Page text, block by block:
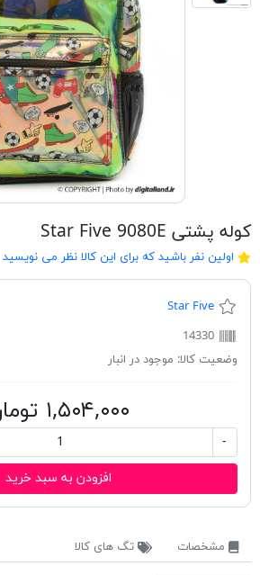
کوله پشتی Star Five 9080E
اولین نفر باشید که برای این کالا نظر می نویسید
Star Five
14330
وضعیت کالا: موجود در انبار
۱,۵۰۴,۰۰۰ تومان
-
افزودن به سبد خرید
مشخصات تگ های کالا